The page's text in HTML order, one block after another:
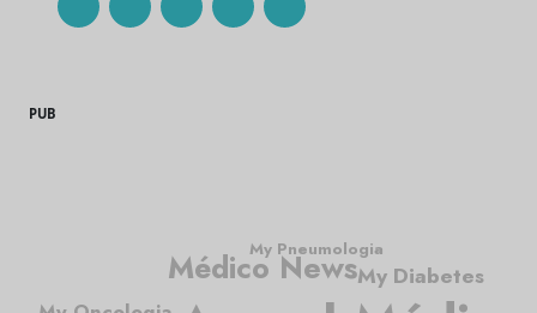
PUB
Médico NewsMy Diabetes
My Pneumologia